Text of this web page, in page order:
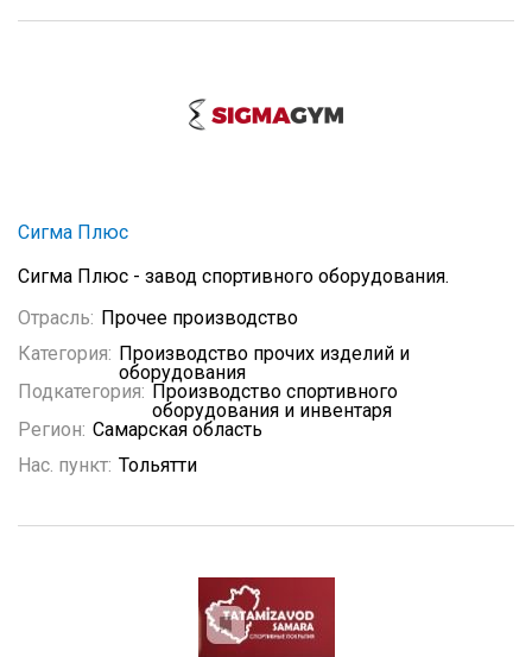
Сигма Плюс
Сигма Плюс - завод спортивного оборудования.
Отрасль: Прочее производство
Категория: Производство прочих изделий и
оборудования
Подкатегория: Производство спортивного
оборудования и инвентаря
Регион: Самарская область
Нас. пункт: Тольятти